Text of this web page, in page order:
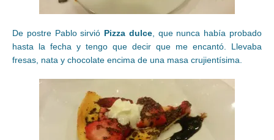
De postre Pablo sirvió Pizza dulce, que nunca había probado
hasta la fecha y tengo que decir que me encantó. Llevaba
fresas, nata y chocolate encima de una masa crujientísima.